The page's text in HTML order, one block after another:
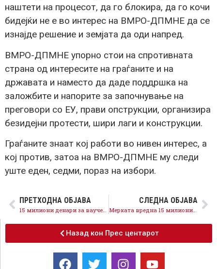
наштети на процесот, да го блокира, да го кочи
бидејќи не е во интерес на ВМРО-ДПМНЕ да се
изнајде решение и земјата да оди напред.
ВМРО-ДПМНЕ упорно стои на спротивната
страна од интересите на граѓаните и на
државата и наместо да даде поддршка на
заложбите и напорите за започнување на
преговори со ЕУ, прави опструкции, организира
безидејни протести, шири лаги и конструкции.
Граѓаните знаат кој работи во нивен интерес, а
кој против, затоа на ВМРО-ДПМНЕ му следи
уште еден, седми, пораз на избори.
ПРЕТХОДНА ОБЈАВА СЛЕДНА ОБЈАВА
Мерката вредна 15 милиони денари за ваучери за летување е силна поддршка за туристичко-угостителскиот сектор
Назад кон Прес центарот